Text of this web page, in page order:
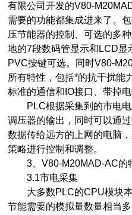
有限公司开发的V80-
需要的功能都集成进来了。
压节能器的控制、可选的多
地的7段数码管显示和LCD显
PVC按键可选。同时V80-
所有特性，包括*的抗干扰能
标准的通信和IO接口、带掉
PLC根据采集到的市电电
调压器的输出，同时可以通
数据传给远方的上网的电脑
策略进行控制和调整。
3、V80-M20MAD-AC的
3.1市电采集
大多数PLC的CPU模块本
节能需要的模拟量数量相当